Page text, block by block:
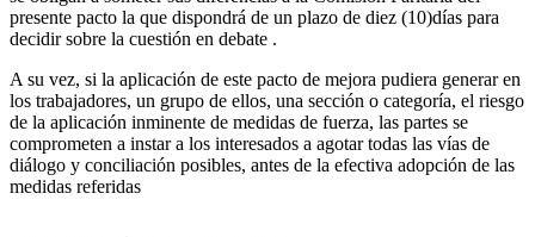
presente pacto la que dispondrá de un plazo de diez (10)días para
decidir sobre la cuestión en debate .
A su vez, si la aplicación de este pacto de mejora pudiera generar en
los trabajadores, un grupo de ellos, una sección o categoría, el riesgo
de la aplicación inminente de medidas de fuerza, las partes se
comprometen a instar a los interesados a agotar todas las vías de
diálogo y conciliación posibles, antes de la efectiva adopción de las
medidas referidas